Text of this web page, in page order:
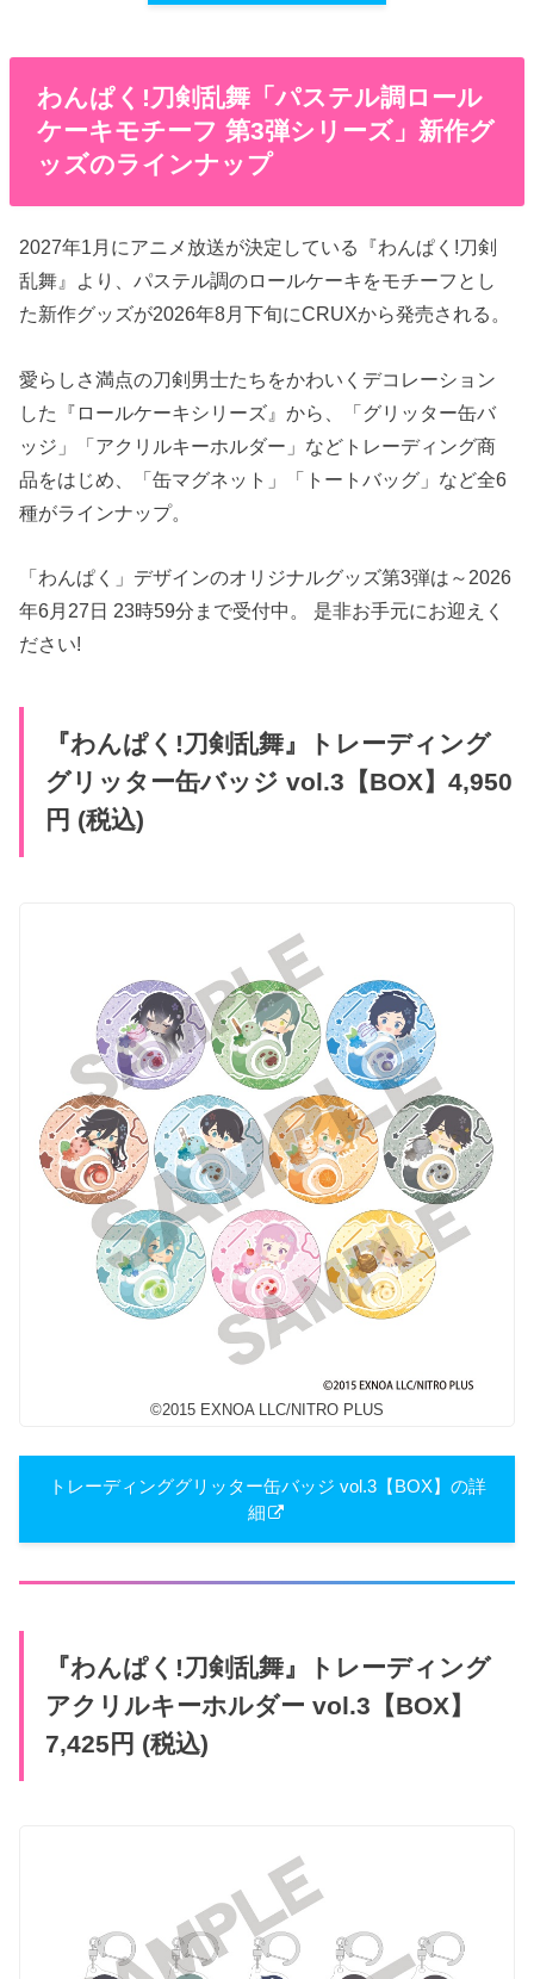
わんぱく​!刀剣乱舞「パステル調ロール
ケーキモチーフ 第3弾シリーズ」新作グ
ッズのラインナップ
2027年1月にアニメ放送が決定している『わんぱく​!刀剣
乱舞』より、パステル調のロールケーキをモチーフとし
た新作グッズが2026年8月下旬にCRUXから発売される。
愛らしさ満点の刀剣男士たちをかわいくデコレーション
した『ロールケーキシリーズ』から、「グリッター缶バ
ッジ」「アクリルキーホルダー」などトレーディング商
品をはじめ、「缶マグネット」「トートバッグ」など全6
種がラインナップ。
「わんぱく」デザインのオリジナルグッズ第3弾は～2026
年6月27日 23時59分まで受付中。 是非お手元にお迎えく
ださい!
『わんぱく!刀剣乱舞』トレーディング
グリッター缶バッジ vol.3【BOX】4,950
円 (税込)
©2015 EXNOA LLC/NITRO PLUS
トレーディンググリッター缶バッジ vol.3【BOX】の詳
細
『わんぱく!刀剣乱舞』トレーディング
アクリルキーホルダー vol.3【BOX】
7,425円 (税込)